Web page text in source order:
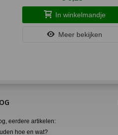
In winkelmandje
Meer bekijken
eerdere artikelen:
hoe en wat?